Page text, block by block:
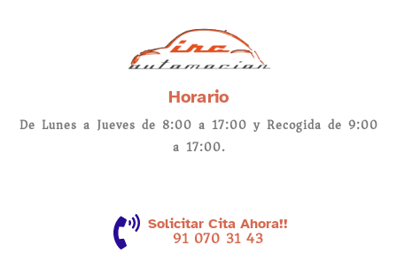
Horario
De Lunes a Jueves de 8:00 a 17:00 y Recogida de 9:00
a 17:00.
Solicitar Cita Ahora!!
91 070 31 43